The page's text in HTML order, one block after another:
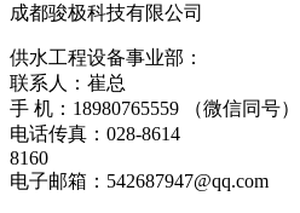
成都骏极科技有限公司
供水工程设备事业部：
联系人：崔总
手 机：18980765559 （微信同号）
电话传真：028-8614
电子邮箱：542687947@qq.com